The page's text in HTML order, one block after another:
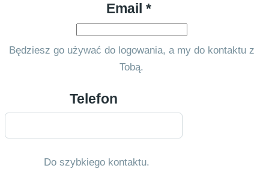
Email *
Będziesz go używać do logowania, a my do kontaktu z
Tobą.
Telefon
Do szybkiego kontaktu.